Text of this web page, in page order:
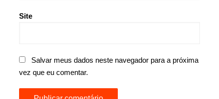
Site
Salvar meus dados neste navegador para a próxima
vez que eu comentar.